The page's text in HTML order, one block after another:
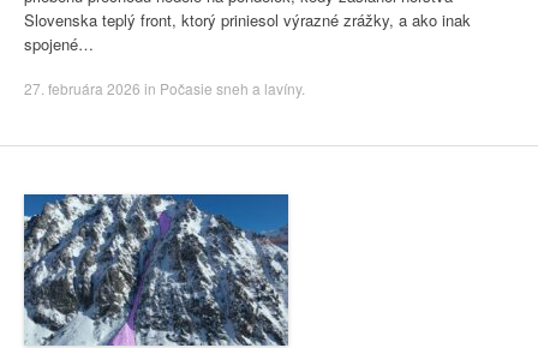
Slovenska teplý front, ktorý priniesol výrazné zrážky, a ako inak
spojené…
27. februára 2026 in Počasie sneh a lavíny.